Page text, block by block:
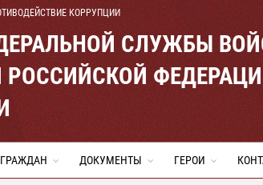
КОРРУПЦИИ
СЛУЖБЫ
ДОКУМЕНТЫ ГЕРОИ